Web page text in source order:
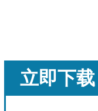
立即下载